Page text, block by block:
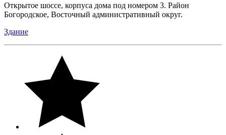
Открытое шоссе, корпуса дома под номером 3. Район
Богородское, Восточный административный округ.
Здание